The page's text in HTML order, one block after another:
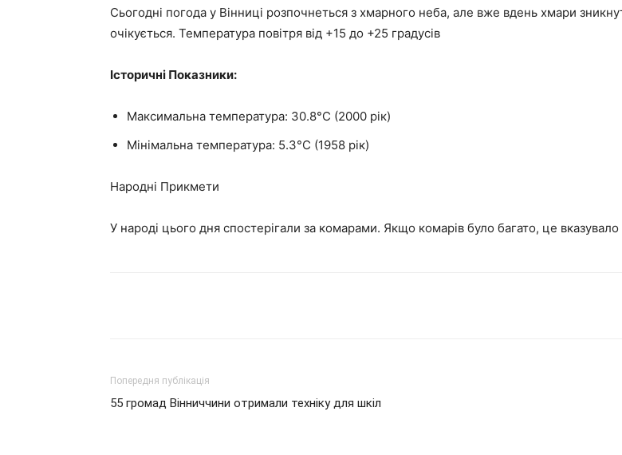
Сьогодні погода у Вінниці розпочнеться з хмарного неба, але вже вдень хмари
очікується. Температура повітря від +15 до +25 градусів
Історичні Показники:
Максимальна температура: 30.8°C (2000 рік)
Мінімальна температура: 5.3°C (1958 рік)
Народні Прикмети
У народі цього дня спостерігали за комарами. Якщо комарів було багато, це
Попередня публікація
55 громад Вінниччини отримали техніку для шкіл